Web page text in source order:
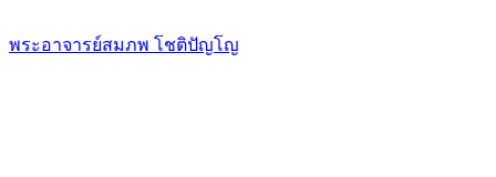
พระอาจารย์สมภพ โชติปัญโญ